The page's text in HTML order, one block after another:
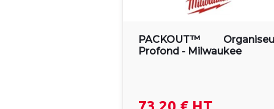
PACKOUT™
Profond - Milwaukee